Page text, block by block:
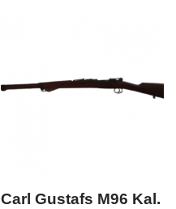
Carl Gustafs M96 Kal.